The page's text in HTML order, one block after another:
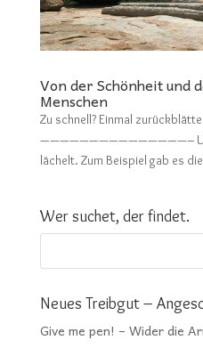
Von der Schönheit und
Menschen
Zu schnell? Einmal
———————————————– Und
lächelt. Zum Beispiel gab es
Wer suchet, der findet.
Neues Treibgut –
Give me pen! – Wider die